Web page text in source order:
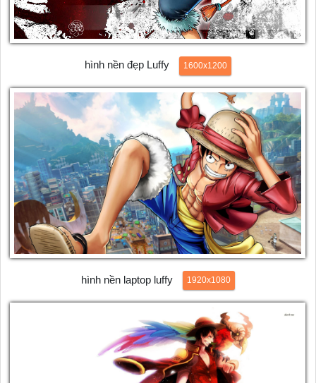
hình nền đẹp Luffy 1600x1200
hình nền laptop luffy 1920x1080